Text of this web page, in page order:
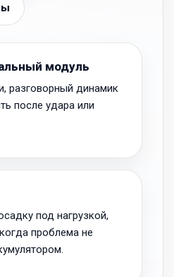
модуль
разговорный динамик
после удара или
под нагрузкой,
проблема не